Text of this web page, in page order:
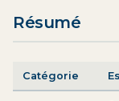
Résumé
Catégorie